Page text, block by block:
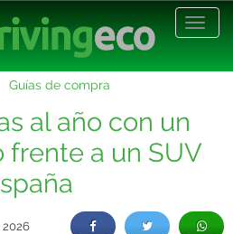
Guías de compra
al año con un
frente a un SUV
2026